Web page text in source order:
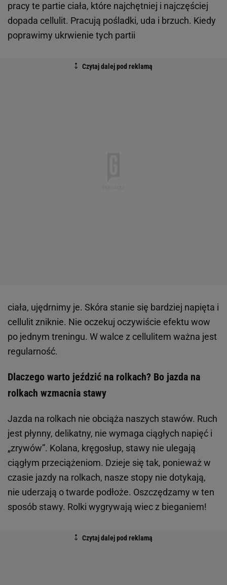
pracy te partie ciała, które najchętniej i najczęściej
dopada cellulit. Pracują pośladki, uda i brzuch. Kiedy
poprawimy ukrwienie tych partii
ciała, ujędrnimy je. Skóra stanie się bardziej napięta i
cellulit zniknie. Nie oczekuj oczywiście efektu wow
po jednym treningu. W walce z cellulitem ważna jest
regularność.
Dlaczego warto jeździć na rolkach? Bo jazda na
rolkach wzmacnia stawy
Jazda na rolkach nie obciąża naszych stawów. Ruch
jest płynny, delikatny, nie wymaga ciągłych napięć i
„zrywów”. Kolana, kręgosłup, stawy nie ulegają
ciągłym przeciążeniom. Dzieje się tak, ponieważ w
czasie jazdy na rolkach, nasze stopy nie dotykają,
nie uderzają o twarde podłoże. Oszczędzamy w ten
sposób stawy. Rolki wygrywają wiec z bieganiem!